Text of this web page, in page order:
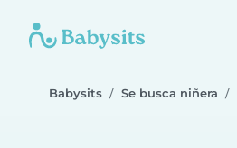
Babysits Se busca niñera